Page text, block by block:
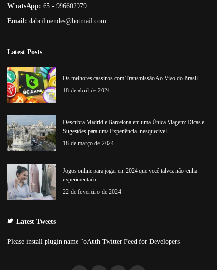
WhatsApp: 65 - 996602979
Email: dabrilmendes@hotmail.com
Latest Posts
Os melhores cassinos com Transmissão Ao Vivo do Brasil
18 de abril de 2024
Descubra Madrid e Barcelona em uma Única Viagem: Dicas e
Sugestões para uma Experiência Inesquecível
18 de março de 2024
Jogos online para jogar em 2024 que você talvez não tenha
experimentado
22 de fevereiro de 2024
Latest Tweets
Please install plugin name "oAuth Twitter Feed for Developers